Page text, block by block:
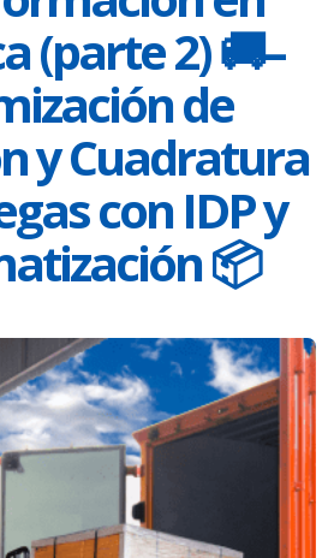
(parte 2) 🚚–
de
y Cuadratura
con IDP y
📦